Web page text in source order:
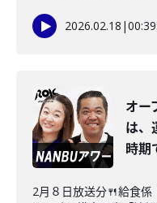
2026.02.18 |
オー
は、
時期
2月８日放送分🍴給食